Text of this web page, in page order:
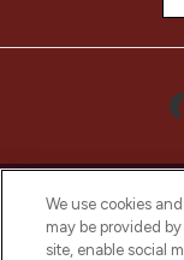
We use cookies
may be provided
site, enable social